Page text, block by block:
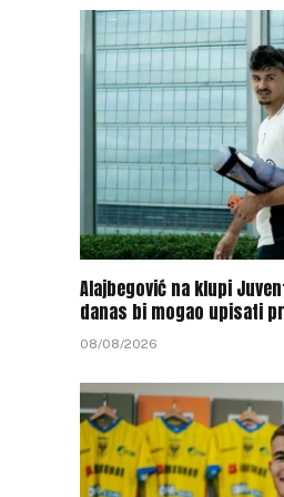
Alajbegović na klupi
danas bi mogao upisati
08/08/2026